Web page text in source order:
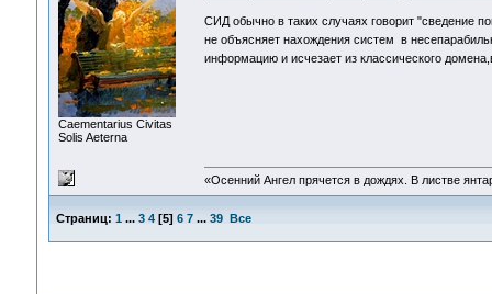
Сaementarius Civitas
Solis Aeterna
СИД обычно в таких случаях говорит "сведение
не объясняет нахождения систем в
информацию и исчезает из классического
«Осенний Ангел прячется в дождях. В листве
Страниц: 1 ... 3 4[5] 6 7 ... 39 Все